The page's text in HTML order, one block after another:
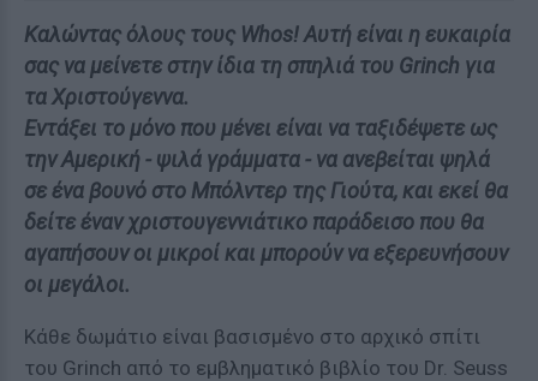
Καλώντας όλους τους Whos! Aυτή είναι η ευκαιρία
σας να μείνετε στην ίδια τη σπηλιά του Grinch για
τα Χριστούγεννα.
Εντάξει το μόνο που μένει είναι να ταξιδέψετε ως
την Αμερική - ψιλά γράμματα - να ανεβείται ψηλά
σε ένα βουνό στο Μπόλντερ της Γιούτα, και εκεί θα
δείτε έναν χριστουγεννιάτικο παράδεισο που θα
αγαπήσουν οι μικροί και μπορούν να εξερευνήσουν
οι μεγάλοι.
Κάθε δωμάτιο είναι βασισμένο στο αρχικό σπίτι
του Grinch από το εμβληματικό βιβλίο του Dr. Seuss